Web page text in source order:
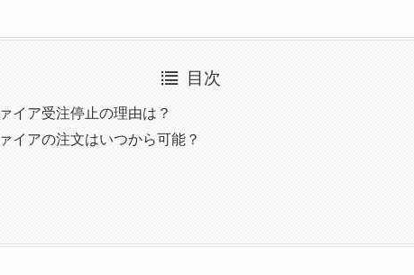
目次
イア受注停止の理由は？
イアの注文はいつから可能？